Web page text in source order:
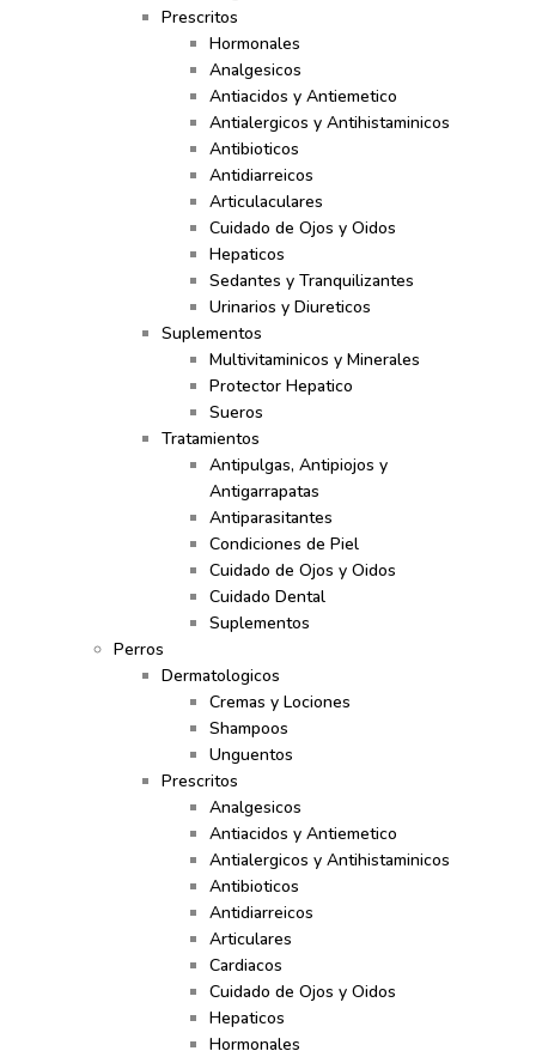
Prescritos
Hormonales
Analgesicos
Antiacidos y Antiemetico
Antialergicos y Antihistaminicos
Antibioticos
Antidiarreicos
Articulaculares
Cuidado de Ojos y Oidos
Hepaticos
Sedantes y Tranquilizantes
Urinarios y Diureticos
Suplementos
Multivitaminicos y Minerales
Protector Hepatico
Sueros
Tratamientos
Antipulgas, Antipiojos y
Antigarrapatas
Antiparasitantes
Condiciones de Piel
Cuidado de Ojos y Oidos
Cuidado Dental
Suplementos
Perros
Dermatologicos
Cremas y Lociones
Shampoos
Unguentos
Prescritos
Analgesicos
Antiacidos y Antiemetico
Antialergicos y Antihistaminicos
Antibioticos
Antidiarreicos
Articulares
Cardiacos
Cuidado de Ojos y Oidos
Hepaticos
Hormonales